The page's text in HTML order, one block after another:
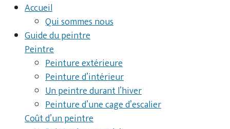
Accueil
Qui sommes nous
Guide du peintre
Peintre
Peinture extérieure
Peinture d’intérieur
Un peintre durant l’hiver
Peinture d’une cage d’escalier
Coût d’un peintre